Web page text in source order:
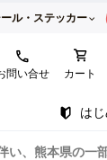
ル・ステッカー
問い合せ カート
は
い、熊本県の一